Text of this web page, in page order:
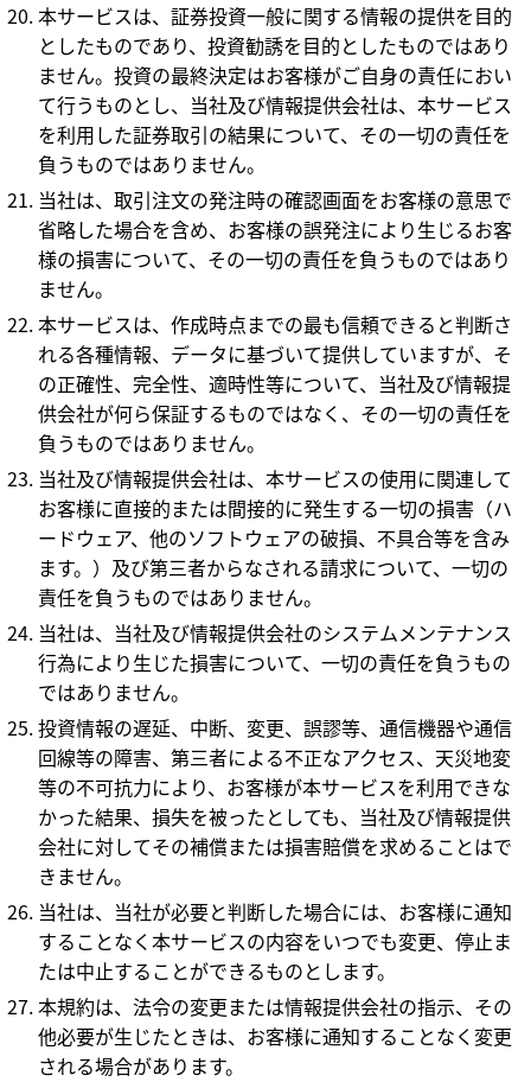
本サービスは、証券投資一般に関する情報の提供を目的
としたものであり、投資勧誘を目的としたものではあり
ません。投資の最終決定はお客様がご自身の責任におい
て行うものとし、当社及び情報提供会社は、本サービス
を利用した証券取引の結果について、その一切の責任を
負うものではありません。
当社は、取引注文の発注時の確認画面をお客様の意思で
省略した場合を含め、お客様の誤発注により生じるお客
様の損害について、その一切の責任を負うものではあり
ません。
本サービスは、作成時点までの最も信頼できると判断さ
れる各種情報、データに基づいて提供していますが、そ
の正確性、完全性、適時性等について、当社及び情報提
供会社が何ら保証するものではなく、その一切の責任を
負うものではありません。
当社及び情報提供会社は、本サービスの使用に関連して
お客様に直接的または間接的に発生する一切の損害（ハ
ードウェア、他のソフトウェアの破損、不具合等を含み
ます。）及び第三者からなされる請求について、一切の
責任を負うものではありません。
当社は、当社及び情報提供会社のシステムメンテナンス
行為により生じた損害について、一切の責任を負うもの
ではありません。
投資情報の遅延、中断、変更、誤謬等、通信機器や通信
回線等の障害、第三者による不正なアクセス、天災地変
等の不可抗力により、お客様が本サービスを利用できな
かった結果、損失を被ったとしても、当社及び情報提供
会社に対してその補償または損害賠償を求めることはで
きません。
当社は、当社が必要と判断した場合には、お客様に通知
することなく本サービスの内容をいつでも変更、停止ま
たは中止することができるものとします。
本規約は、法令の変更または情報提供会社の指示、その
他必要が生じたときは、お客様に通知することなく変更
される場合があります。